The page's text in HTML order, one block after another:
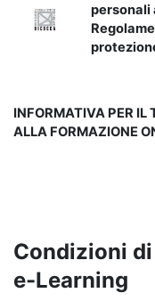
personali
INFORMATIVA PER IL
ALLA FORMAZIONE
Condizioni
e-Learning